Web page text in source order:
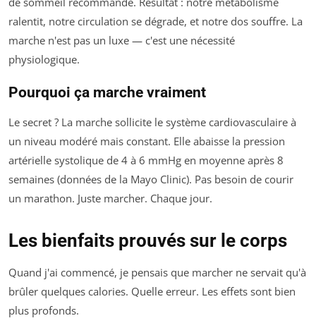
ralentit, notre circulation se dégrade, et notre dos souffre. La
marche n'est pas un luxe — c'est une nécessité
physiologique.
Pourquoi ça marche vraiment
Le secret ? La marche sollicite le système cardiovasculaire à
un niveau modéré mais constant. Elle abaisse la pression
artérielle systolique de 4 à 6 mmHg en moyenne après 8
semaines (données de la Mayo Clinic). Pas besoin de courir
un marathon. Juste marcher. Chaque jour.
Les bienfaits prouvés sur le corps
Quand j'ai commencé, je pensais que marcher ne servait qu'à
brûler quelques calories. Quelle erreur. Les effets sont bien
plus profonds.